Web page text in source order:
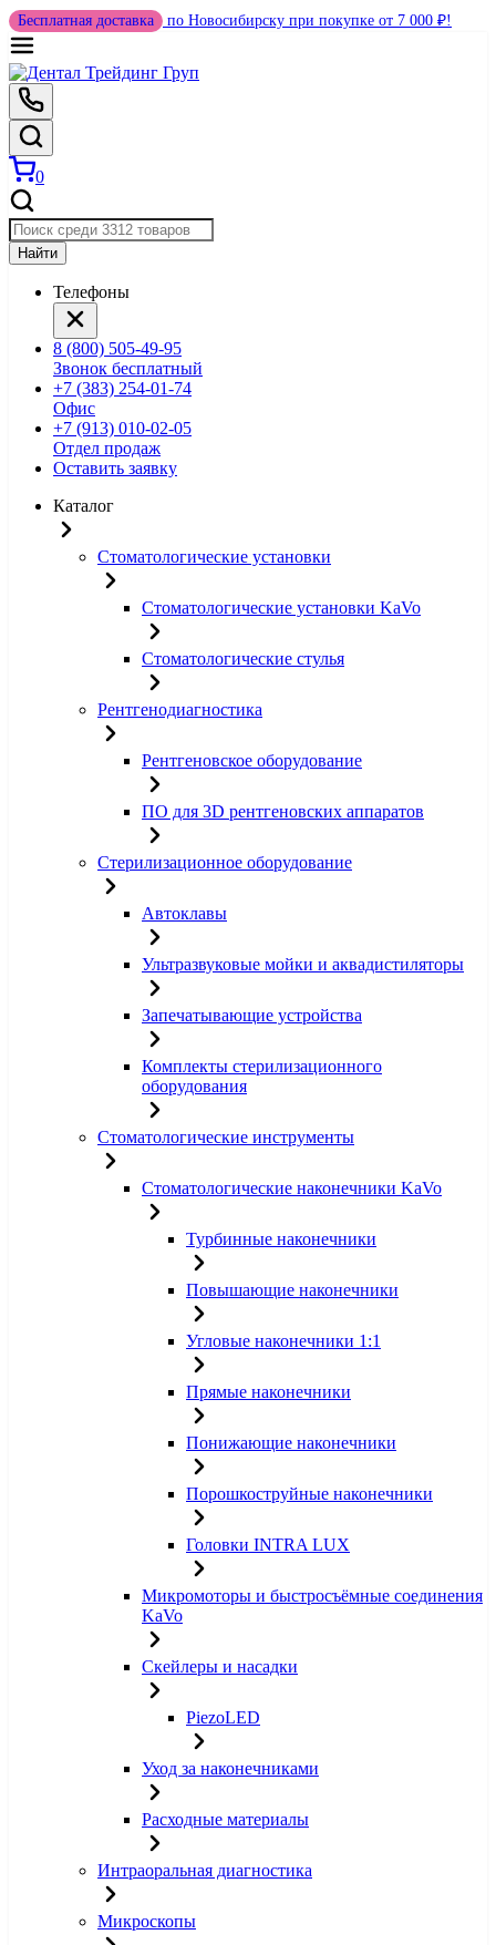
Бесплатная доставка по Новосибирску при покупке от 7 000 ₽!
0
Найти
Телефоны
8 (800) 505-49-95
Звонок бесплатный
+7 (383) 254-01-74
Офис
+7 (913) 010-02-05
Отдел продаж
Оставить заявку
Каталог
Стоматологические установки
Стоматологические установки KaVo
Стоматологические стулья
Рентгенодиагностика
Рентгеновское оборудование
ПО для 3D рентгеновских аппаратов
Стерилизационное оборудование
Автоклавы
Ультразвуковые мойки и аквадистиляторы
Запечатывающие устройства
Комплекты стерилизационного
оборудования
Стоматологические инструменты
Стоматологические наконечники KaVo
Турбинные наконечники
Повышающие наконечники
Угловые наконечники 1:1
Прямые наконечники
Понижающие наконечники
Порошкоструйные наконечники
Головки INTRA LUX
Микромоторы и быстросъёмные соединения
KaVo
Скейлеры и насадки
PiezoLED
Уход за наконечниками
Расходные материалы
Интраоральная диагностика
Микроскопы